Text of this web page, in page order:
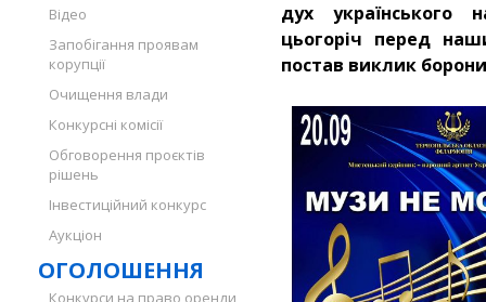
Відео
Запобігання проявам
корупції
Очищення влади
Конкурсні комісії
Обговорення проєктів
рішень
Інвестиційний конкурс
Аукціон
ОГОЛОШЕННЯ
Конкурси на право оренди
дух українського
цьогоріч перед
постав виклик